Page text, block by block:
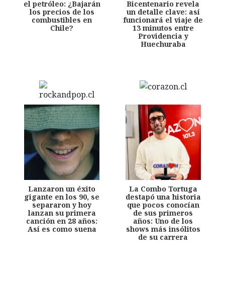
el petróleo: ¿Bajarán
los precios de los
combustibles en
Chile?
Bicentenario revela
un detalle clave: así
funcionará el viaje de
13 minutos entre
Providencia y
Huechuraba
Lanzaron un éxito
gigante en los 90, se
separaron y hoy
lanzan su primera
canción en 28 años:
Así es como suena
La Combo Tortuga
destapó una historia
que pocos conocían
de sus primeros
años: Uno de los
shows más insólitos
de su carrera